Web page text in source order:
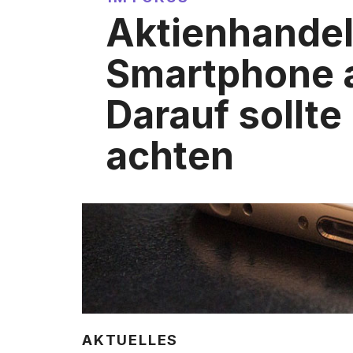
Smartphone
Darauf sollte
achten
AKTUELLES